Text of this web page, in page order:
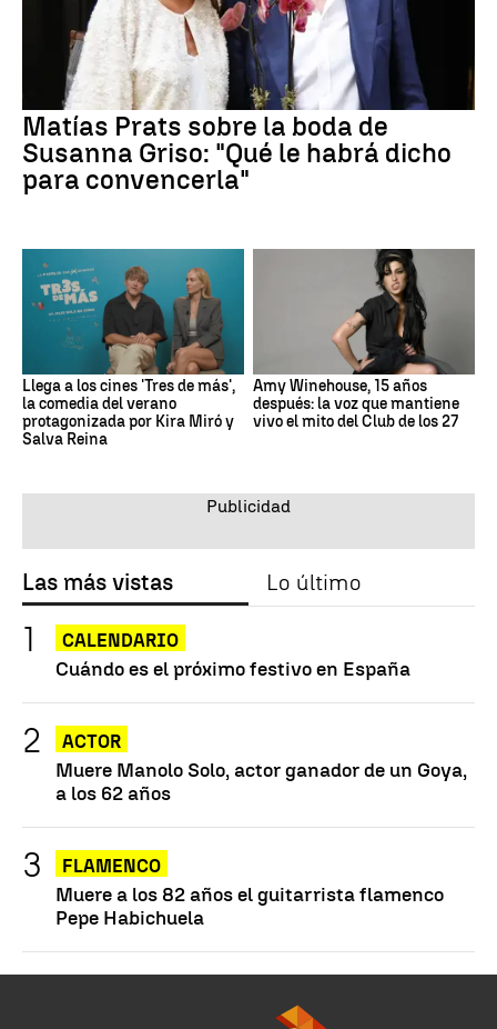
Matías Prats sobre la boda de
Susanna Griso: "Qué le habrá dicho
para convencerla"
Llega a los cines 'Tres de más',
la comedia del verano
protagonizada por Kira Miró y
Salva Reina
Amy Winehouse, 15 años
después: la voz que mantiene
vivo el mito del Club de los 27
Las más vistas Lo último
CALENDARIO
Cuándo es el próximo festivo en España
ACTOR
Muere Manolo Solo, actor ganador de un Goya,
a los 62 años
FLAMENCO
Muere a los 82 años el guitarrista flamenco
Pepe Habichuela